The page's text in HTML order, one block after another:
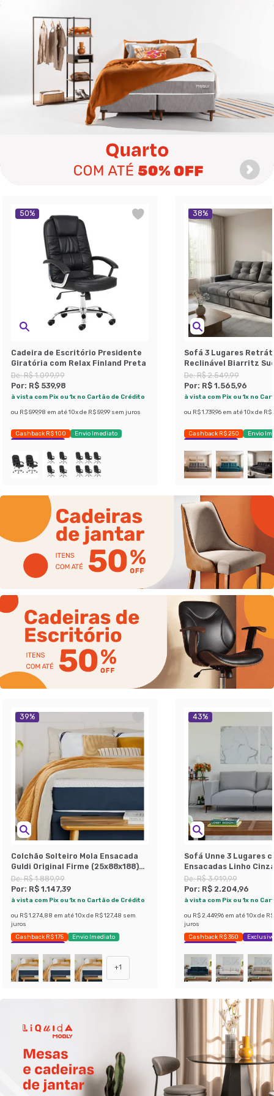
50%
Cadeira de Escritório Presidente
Giratória com Relax Finland Preta
De:R$ 1.099,99
Por: R$ 539,98
à vista com Pix ou 1x no Cartão de Crédito
ou R$ 599,98 em até 10x de R$ 59,99 sem juros
Cashback R$ 100
Envio Imediato
Exclusivo Mobly
38%
Sofá 3 Lugares
Reclinável Biarritz
De:R$ 2.549,99
Por: R$ 1.565,96
à vista com Pix ou 1x no
ou R$ 1.739,96 em até 10x de R$
Cashback R$ 250
Envio
Exclusivo Mobly
39%
Colchão Solteiro Mola Ensacada
Guldi Original Firme (25x88x188)
Azul e Branco
De:R$ 1.889,99
Por: R$ 1.147,39
à vista com Pix ou 1x no Cartão de Crédito
ou R$ 1.274,88 em até 10x de R$ 127,48 sem
juros
Cashback R$ 175
Envio Imediato
Exclusivo Mobly
+1
43%
Sofá Unne 3 Lugares
Ensacadas Linho
De:R$ 3.919,99
Por: R$ 2.204,96
à vista com Pix ou 1x no
ou R$ 2.449,96 em até 10x de
juros
Cashback R$ 350
Economize 43%